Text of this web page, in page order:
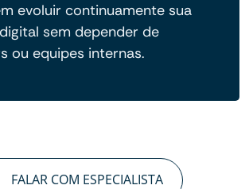
evoluir continuamente sua
sem depender de
ou equipes internas.
FALAR COM ESPECIALISTA